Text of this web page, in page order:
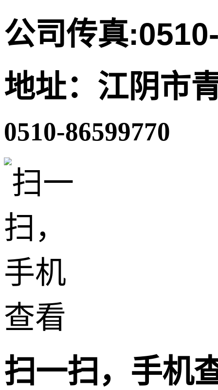
公司传真
地址：江阴市
0510-86599770
扫一扫，手机